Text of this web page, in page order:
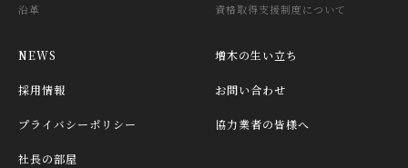
沿革
資格取得支援制度について
NEWS 増木の生い立ち
採用情報 お問い合わせ
プライバシーポリシー 協力業者の皆様へ
社長の部屋